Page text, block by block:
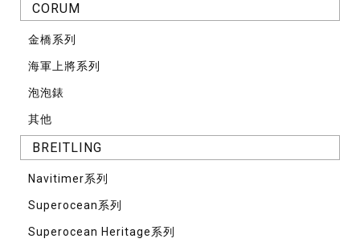
CORUM
⾦橋系列
海軍上將系列
泡泡錶
其他
BREITLING
Navitimer系列
Superocean系列
Superocean Heritage系列